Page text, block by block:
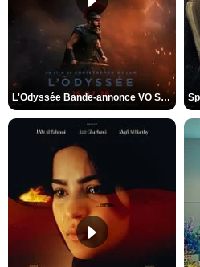
L'Odyssée Bande-annonce VO STFR